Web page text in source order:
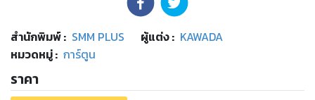
สำนักพิมพ์: SMM PLUS ผู้แต่ง : KAWADA
หมวดหมู่: การ์ตูน
ราคา